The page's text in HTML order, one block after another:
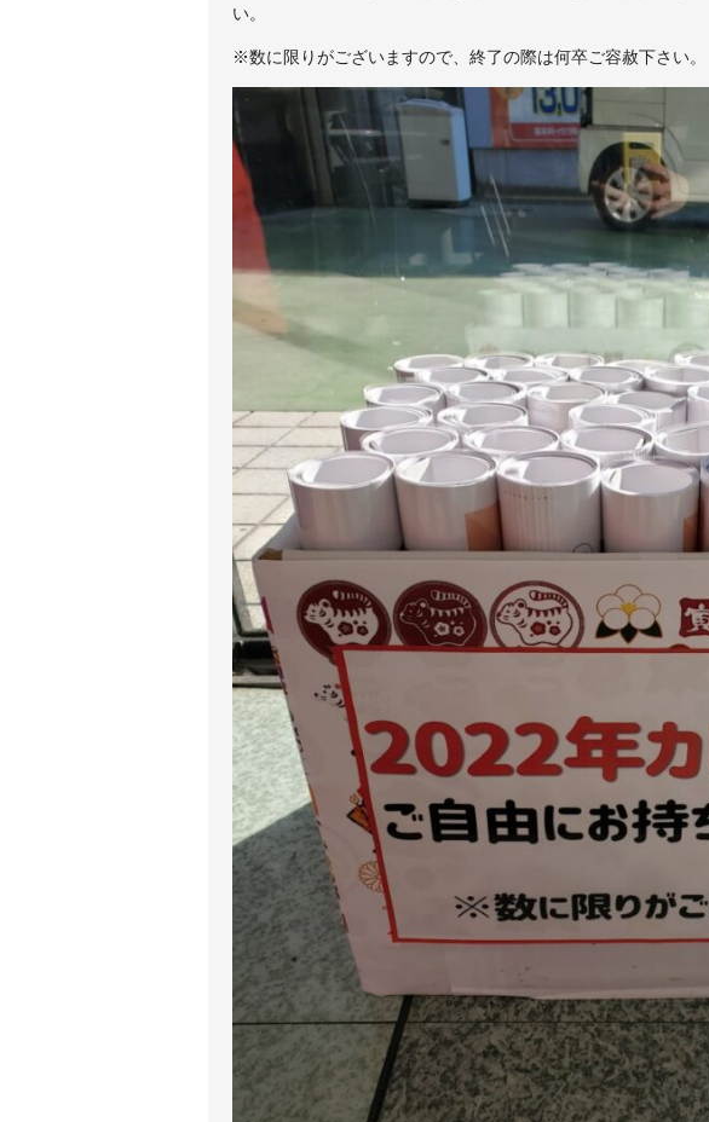
い。
※数に限りがございますので、終了の際は何卒ご容赦下さい。